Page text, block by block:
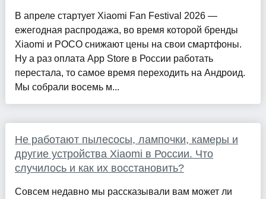
В апреле стартует Xiaomi Fan Festival 2026 —
ежегодная распродажа, во время которой бренды
Xiaomi и POCO снижают цены на свои смартфоны.
Ну а раз оплата App Store в России работать
перестала, то самое время переходить на Андроид.
Мы собрали восемь м...
Не работают пылесосы, лампочки, камеры и
другие устройства Xiaomi в России. Что
случилось и как их восстановить?
Совсем недавно мы рассказывали вам может ли